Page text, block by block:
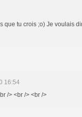
que tu crois ;o) Je voulais
16:54
/> <br /> <br />